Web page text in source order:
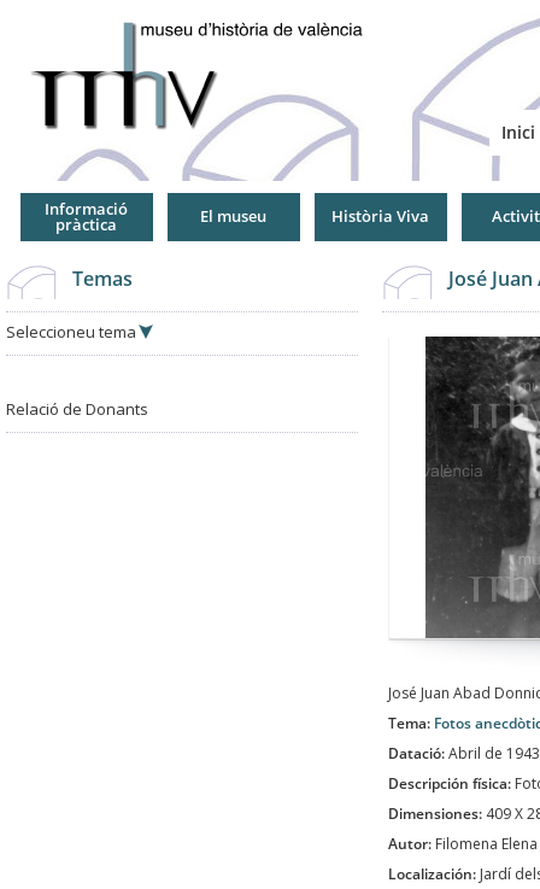
Inici
Informació
pràctica El museu Història Viva
Temas
Seleccioneu tema
Relació de Donants
José
José Juan Abad
Tema: Fotos
Datació:Abril de 1943
Descripción física:
Dimensiones: 409 X
Autor: Filomena
Localización: Jardí